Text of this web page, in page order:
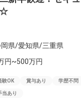
☆
県/愛知県/三重県
円~500万円
験OK 賞与あり 学歴不問
当あり